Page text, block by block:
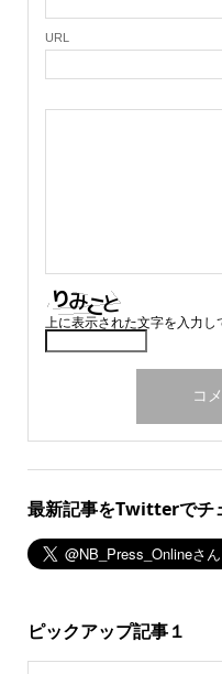
URL
上に表示された文字を入力し
最新記事をTwitterでチ
ピックアップ記事１